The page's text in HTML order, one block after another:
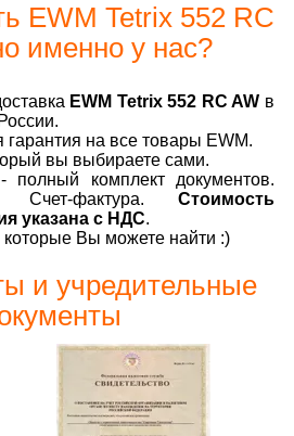
EWM Tetrix 552 RC
именно у нас?
EWM Tetrix 552 RC AW в
на все товары EWM.
вы выбираете сами.
комплект документов.
Счет-фактура. Стоимость
указана с НДС.
Вы можете найти :)
и учредительные